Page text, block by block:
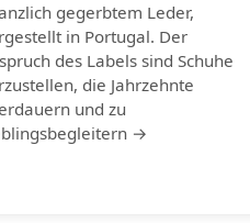
gegerbtem Leder,
in Portugal. Der
des Labels sind Schuhe
die Jahrzehnte
und zu
→